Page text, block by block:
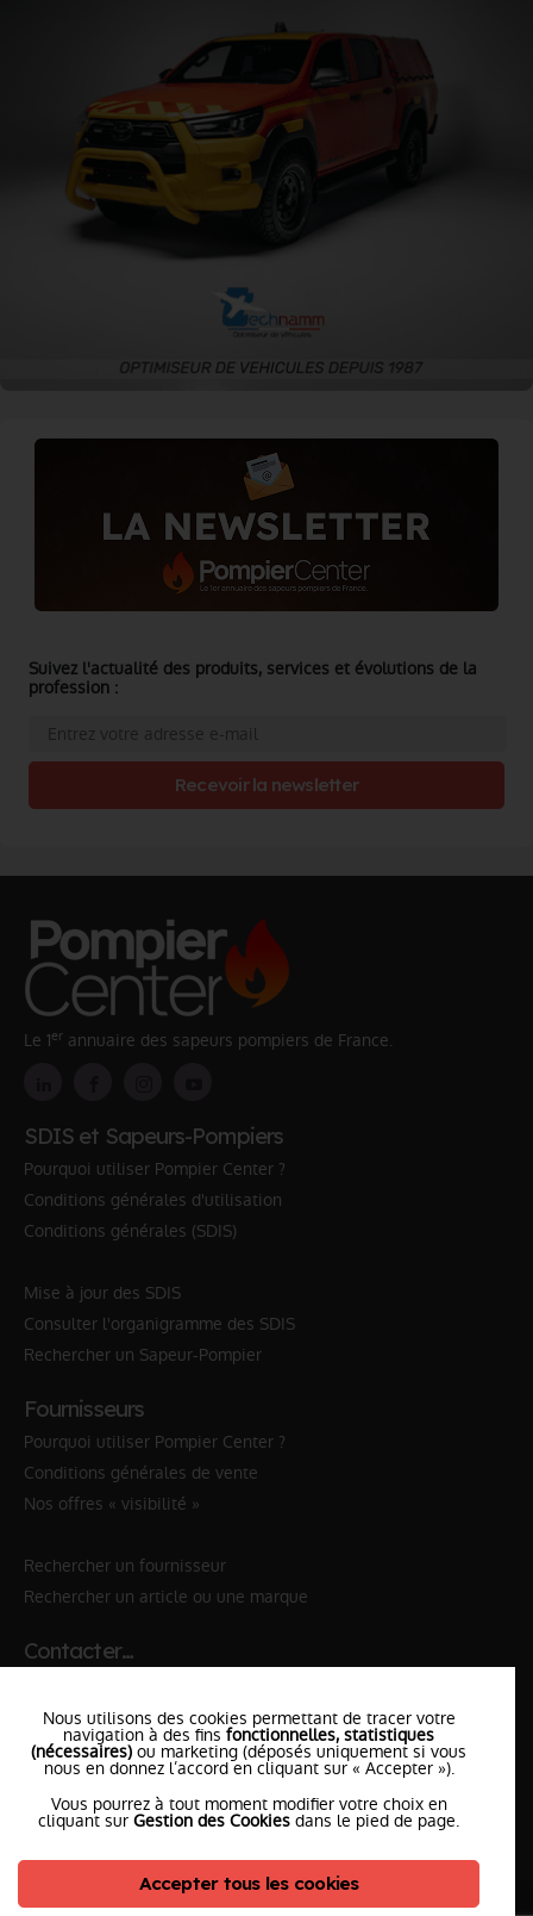
Suivez l'actualité des produits, services et évolutions de la
profession :
Recevoir la newsletter
Le 1er annuaire des sapeurs pompiers de France.
SDIS et Sapeurs-Pompiers
Pourquoi utiliser Pompier Center ?
Conditions générales d'utilisation
Conditions générales (SDIS)
Mise à jour des SDIS
Consulter l'organigramme des SDIS
Rechercher un Sapeur-Pompier
Fournisseurs
Pourquoi utiliser Pompier Center ?
Conditions générales de vente
Nos offres « visibilité »
Rechercher un fournisseur
Rechercher un article ou une marque
Contacter…
✆ 18№National Sapeurs-Pompiers
le SDISle plus proche
l'équipePompierCenter
Nous utilisons des cookies permettant de tracer votre
navigation à des fins fonctionnelles, statistiques
(nécessaires) ou marketing (déposés uniquement si vous
nous en donnez l’accord en cliquant sur « Accepter »).
Vous pourrez à tout moment modifier votre choix en
cliquant sur Gestion des Cookies dans le pied de page.
Accepter tous les cookies